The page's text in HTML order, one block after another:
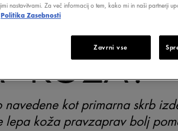
KOŽA?
kot primarna skrb
lepa koža pravzaprav bolj
nastavitvami. Za več informacij o tem, kako mi in naši partnerji
Politika Zasebnosti
Zavrni vse